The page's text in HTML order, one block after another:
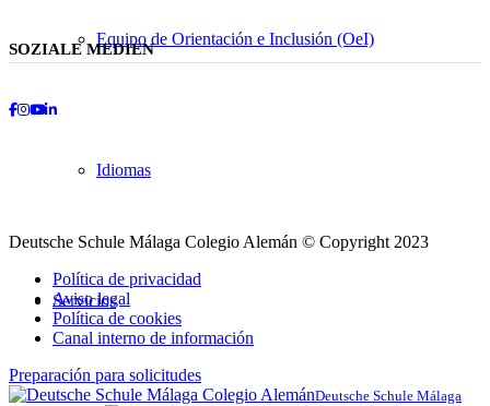
Equipo de Orientación e Inclusión (OeI)
Idiomas
Servicios
SOZIALE MEDIEN
Deutsche Schule Málaga Colegio Alemán © Copyright 2023
Política de privacidad
Aviso legal
Política de cookies
Canal interno de información
Preparación para solicitudes
Deutsche Schule Málaga